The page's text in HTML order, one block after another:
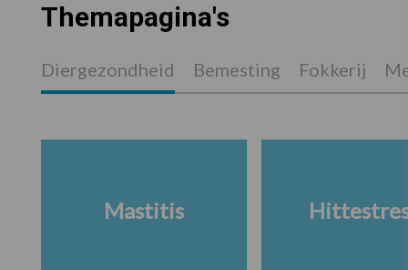
Themapagina's
Diergezondheid Bemesting Fokkerij
Mastitis